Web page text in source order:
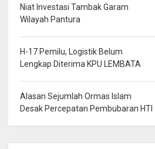
Niat Investasi Tambak Garam
Wilayah Pantura
H-17 Pemilu, Logistik Belum
Lengkap Diterima KPU LEMBATA
Alasan Sejumlah Ormas Islam
Desak Percepatan Pembubaran HTI